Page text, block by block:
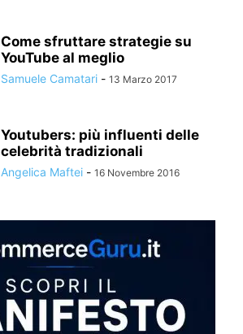
Come sfruttare strategie su
YouTube al meglio
Samuele Camatari - 13 Marzo 2017
Youtubers: più influenti delle
celebrità tradizionali
Angelica Maftei - 16 Novembre 2016